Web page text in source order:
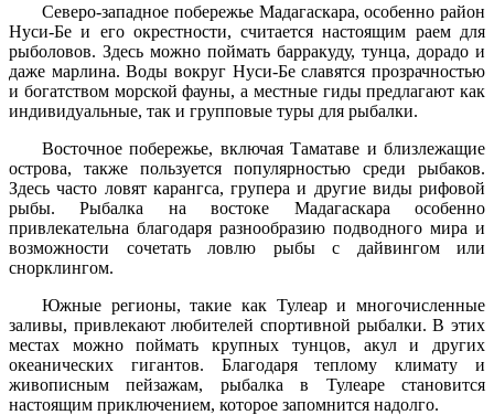
Северо-западное побережье Мадагаскара, особенно район
Нуси-Бе и его окрестности, считается настоящим раем для
рыболовов. Здесь можно поймать барракуду, тунца, дорадо и
даже марлина. Воды вокруг Нуси-Бе славятся прозрачностью
и богатством морской фауны, а местные гиды предлагают как
индивидуальные, так и групповые туры для рыбалки.
Восточное побережье, включая Таматаве и близлежащие
острова, также пользуется популярностью среди рыбаков.
Здесь часто ловят карангса, групера и другие виды рифовой
рыбы. Рыбалка на востоке Мадагаскара особенно
привлекательна благодаря разнообразию подводного мира и
возможности сочетать ловлю рыбы с дайвингом или
снорклингом.
Южные регионы, такие как Тулеар и многочисленные
заливы, привлекают любителей спортивной рыбалки. В этих
местах можно поймать крупных тунцов, акул и других
океанических гигантов. Благодаря теплому климату и
живописным пейзажам, рыбалка в Тулеаре становится
настоящим приключением, которое запомнится надолго.